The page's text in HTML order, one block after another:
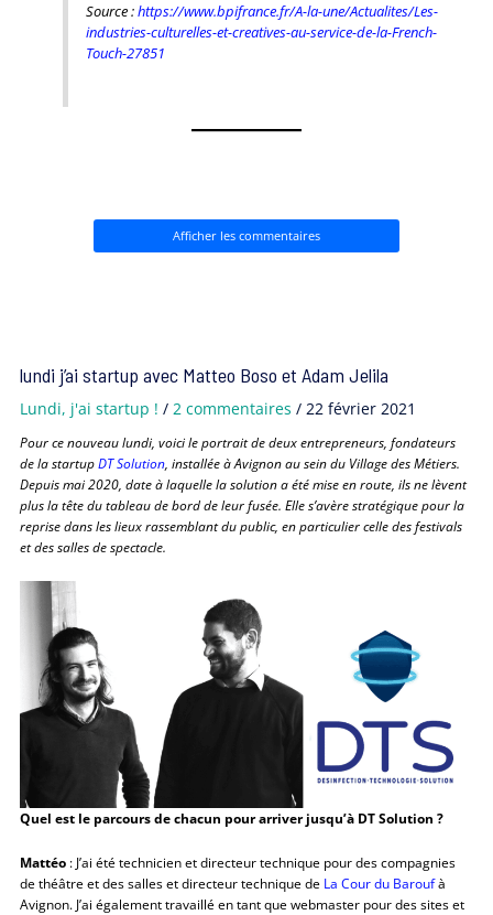
Source :https://www.bpifrance.fr/A-la-une/Actualites/Les-
industries-culturelles-et-creatives-au-service-de-la-French-
Touch-27851
Afficher les commentaires
lundi j’ai startup avec Matteo Boso et Adam Jelila
Lundi, j'ai startup ! /2 commentaires /22 février 2021
Pour ce nouveau lundi, voici le portrait de deux entrepreneurs, fondateurs
de la startupDT Solution , installée à Avignon au sein du Village des Métiers.
Depuis mai 2020, date à laquelle la solution a été mise en route, ils ne lèvent
plus la tête du tableau de bord de leur fusée. Elle s’avère stratégique pour la
reprise dans les lieux rassemblant du public, en particulier celle des festivals
et des salles de spectacle.
Quel est le parcours de chacun pour arriver jusqu’à DT Solution ?
Mattéo : J’ai été technicien et directeur technique pour des compagnies
de théâtre et des salles et directeur technique de La Cour du Baroufà
Avignon. J’ai également travaillé en tant que webmaster pour des sites et